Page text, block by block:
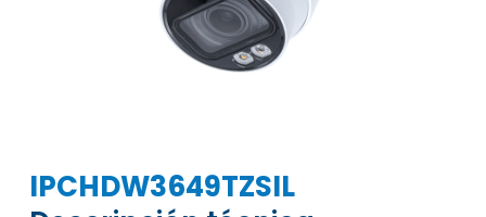
IPCHDW3649TZSIL